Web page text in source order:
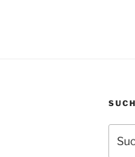
nach: